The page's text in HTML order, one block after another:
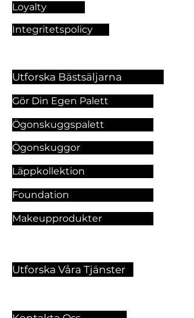
Loyalty
Integritetspolicy
Utforska Bästsäljarna
Gör Din Egen Palett
Ögonskuggspalett
Ögonskuggor
Läppkollektion
Foundation
Makeupprodukter
Utforska Våra Tjänster